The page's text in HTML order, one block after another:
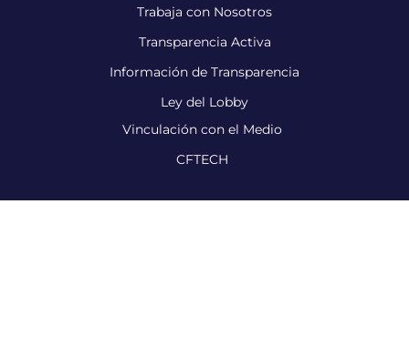
Trabaja con Nosotros
Transparencia Activa
Información de Transparencia
Ley del Lobby
Vinculación con el Medio
CFTECH